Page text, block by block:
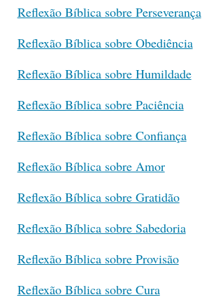
Reflexão Bíblica sobre Perseverança
Reflexão Bíblica sobre Obediência
Reflexão Bíblica sobre Humildade
Reflexão Bíblica sobre Paciência
Reflexão Bíblica sobre Confiança
Reflexão Bíblica sobre Amor
Reflexão Bíblica sobre Gratidão
Reflexão Bíblica sobre Sabedoria
Reflexão Bíblica sobre Provisão
Reflexão Bíblica sobre Cura